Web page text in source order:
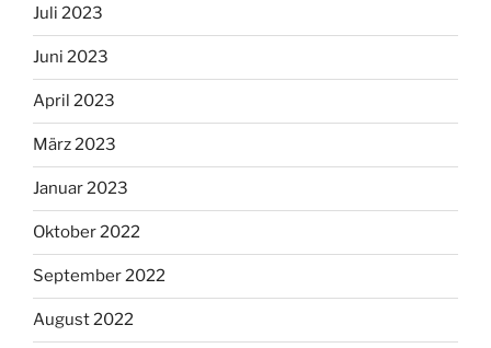
Juli 2023
Juni 2023
April 2023
März 2023
Januar 2023
Oktober 2022
September 2022
August 2022